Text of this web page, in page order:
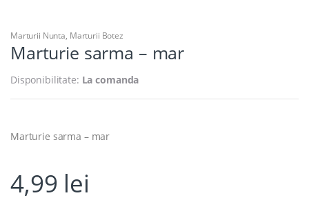
Marturii Nunta, Marturii Botez
Marturie sarma – mar
Disponibilitate: La comanda
Marturie sarma – mar
4,99 lei